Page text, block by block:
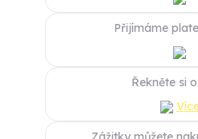
Přijímáme
Řekněte si